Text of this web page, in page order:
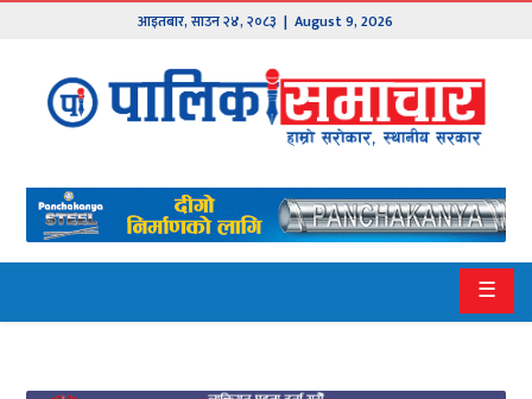
आइतबार,साउन२४,२०८३ | August 9, 2026
मुख्य
समाचार
हाम्रो
पालिका
१
☰